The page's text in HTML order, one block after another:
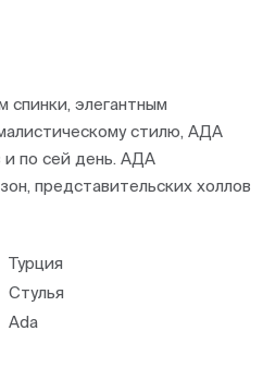
спинки, элегантным
стилю, АДА
и по сей день. АДА
представительских холлов
Турция
Стулья
Ada